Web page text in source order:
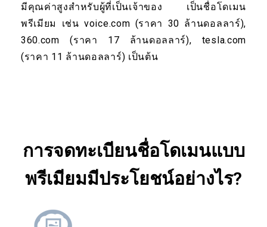
มีคุณค่าสูงสำหรับผู้ที่เป็นเจ้าของ เป็นชื่อโดเมน
พรีเมียม เช่น voice.com (ราคา 30 ล้านดอลลาร์),
360.com (ราคา 17 ล้านดอลลาร์), tesla.com
(ราคา 11 ล้านดอลลาร์) เป็นต้น
การจดทะเบียนชื่อโดเมนแบบ
พรีเมียมมีประโยชน์อย่างไร?